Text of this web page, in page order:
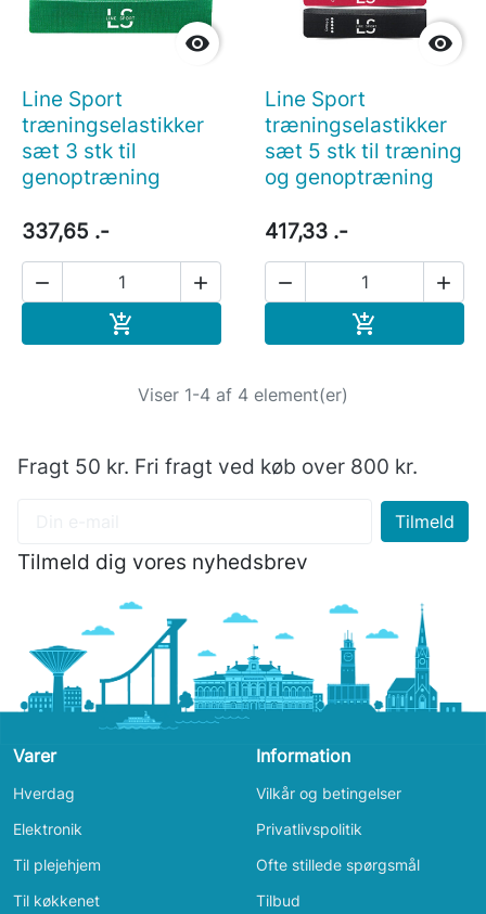

Line Sport
træningselastikker
sæt 3 stk til
genoptræning
337,65 .-
 


Line Sport
træningselastikker
sæt 5 stk til træning
og genoptræning
417,33 .-
 

Viser 1-4 af 4 element(er)
Fragt 50 kr. Fri fragt ved køb over 800 kr.
Tilmeld dig vores nyhedsbrev
Varer
Hverdag
Elektronik
Til plejehjem
Til køkkenet
Information
Vilkår og betingelser
Privatlivspolitik
Ofte stillede spørgsmål
Tilbud